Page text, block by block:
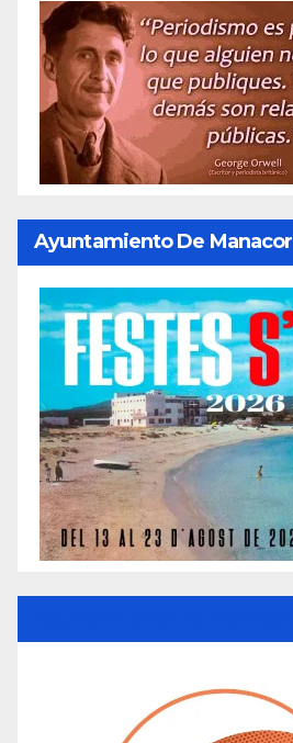
Ayuntamiento De Manacor